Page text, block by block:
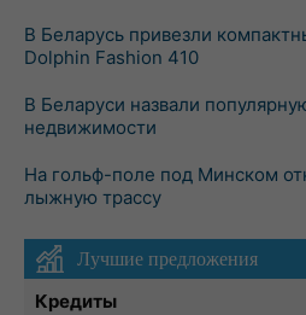
В Беларусь привезли
Dolphin Fashion 410
В Беларуси назвали
недвижимости
На гольф-поле под Минском
лыжную трассу
Лучшие предложения
Кредиты